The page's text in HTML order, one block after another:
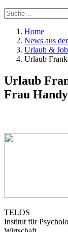
Home
News aus
Urlaub &
Urlaub
Urlaub
Frau
TELOS
Institut für